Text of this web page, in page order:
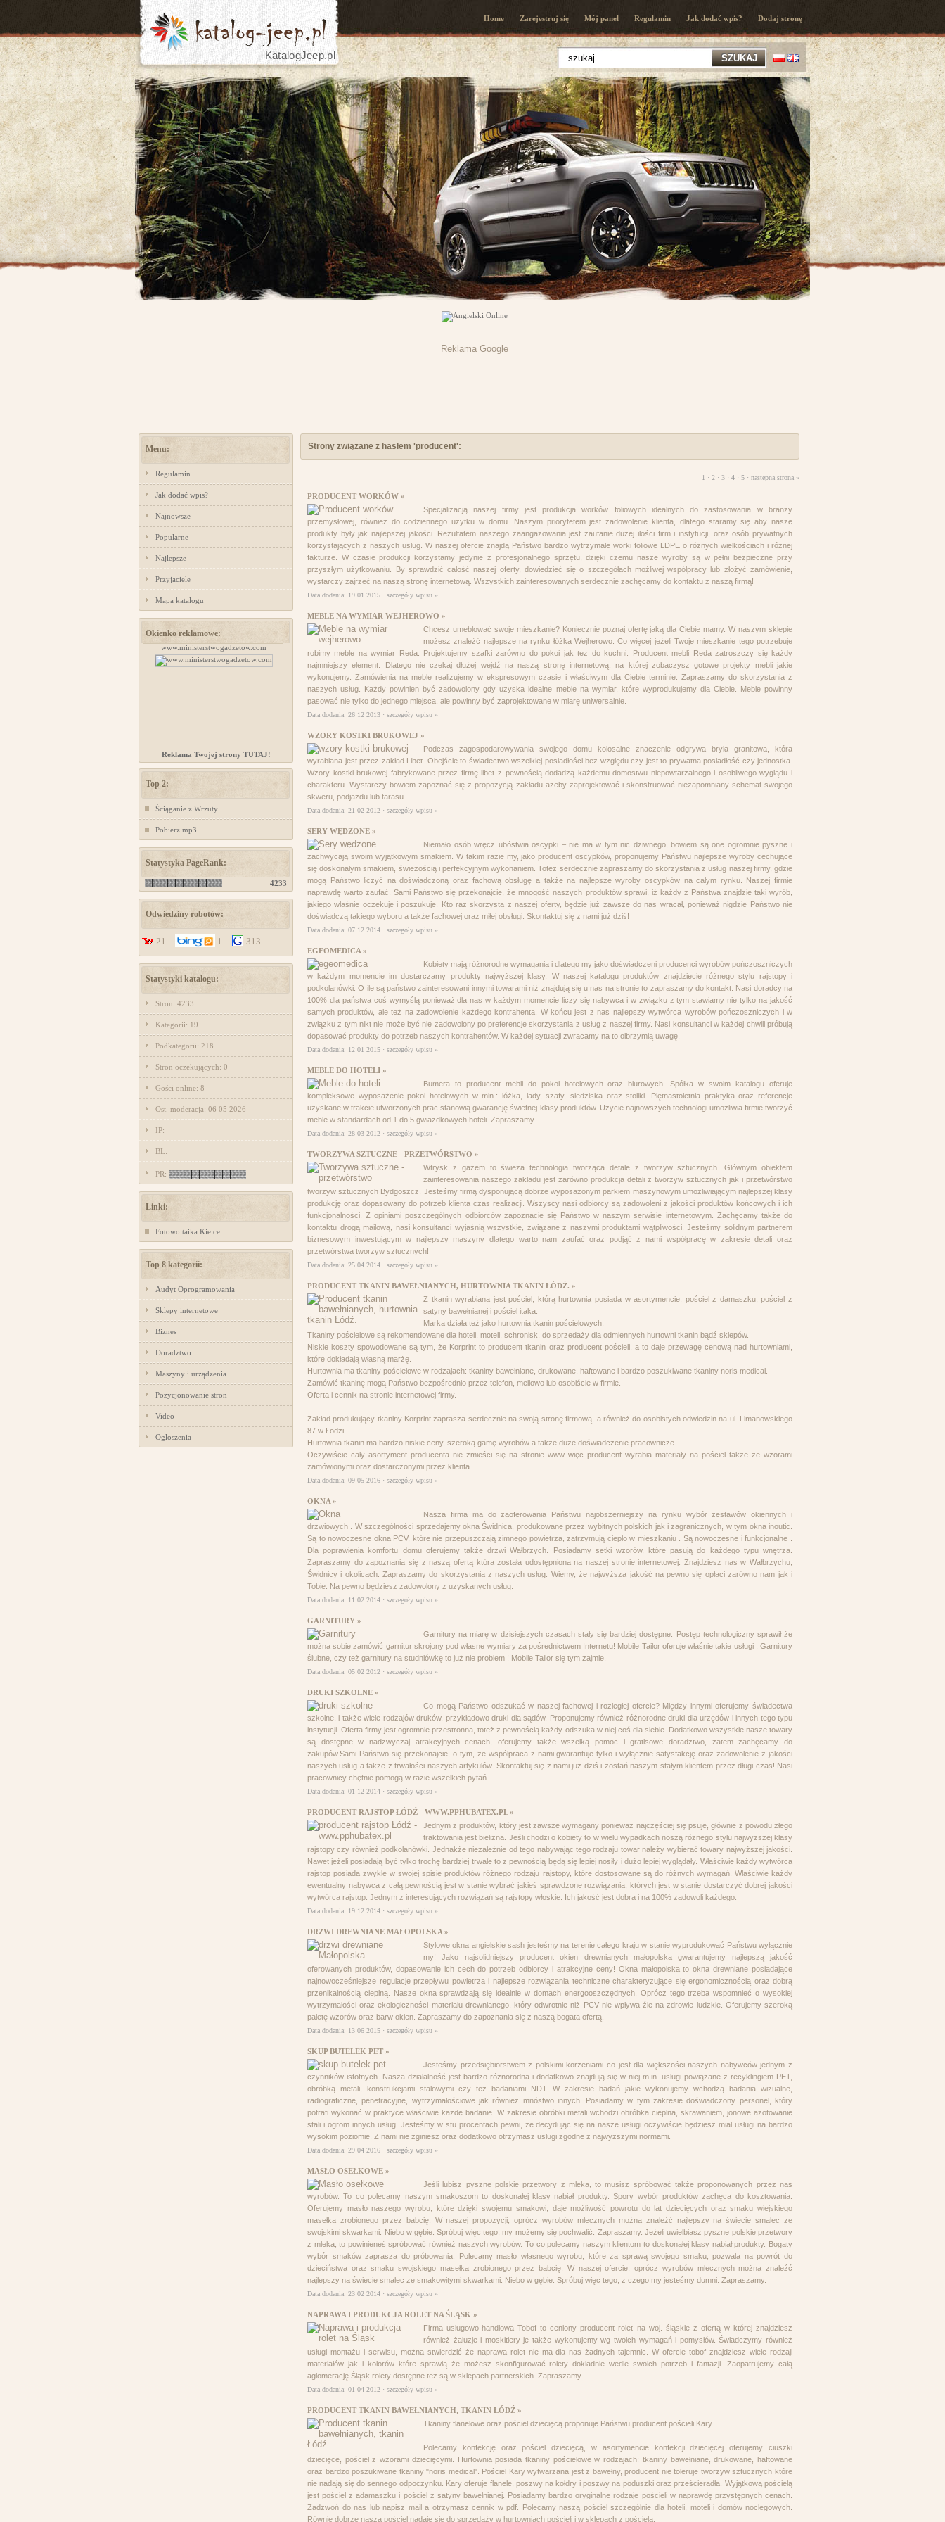
KatalogJeep.pl
Home Zarejestruj się Mój panel Regulamin Jak dodać wpis? Dodaj stronę
Reklama Google
Menu:
Regulamin
Jak dodać wpis?
Najnowsze
Popularne
Najlepsze
Przyjaciele
Mapa katalogu
Okienko reklamowe:
www.ministerstwogadzetow.com projektowanie stron www
Reklama Twojej strony TUTAJ!
Top 2:
Ściąganie z Wrzuty
Pobierz mp3
Statystyka PageRank:
4233
Odwiedziny robotów:
21 1 313
Statystyki katalogu:
Stron: 4233
Kategorii: 19
Podkategorii: 218
Stron oczekujących: 0
Gości online: 8
Ost. moderacja: 06 05 2026
IP:
BL:
PR:
Linki:
Fotowoltaika Kielce
Top 8 kategorii:
Audyt Oprogramowania
Sklepy internetowe
Biznes
Doradztwo
Maszyny i urządzenia
Pozycjonowanie stron
Video
Ogłoszenia
Strony związane z hasłem 'producent':
1 · 2 · 3 · 4 · 5 · następna strona »
PRODUCENT WORKÓW »
Specjalizacją naszej firmy jest produkcja worków foliowych idealnych do zastosowania w branży
przemysłowej, również do codziennego użytku w domu. Naszym priorytetem jest zadowolenie klienta, dlatego staramy się aby nasze
produkty były jak najlepszej jakości. Rezultatem naszego zaangażowania jest zaufanie dużej ilości firm i instytucji, oraz osób prywatnych
korzystających z naszych usług. W naszej ofercie znajdą Państwo bardzo wytrzymałe worki foliowe LDPE o różnych wielkościach i różnej
fakturze. W czasie produkcji korzystamy jedynie z profesjonalnego sprzętu, dzięki czemu nasze wyroby są w pełni bezpieczne przy
przyszłym użytkowaniu. By sprawdzić całość naszej oferty, dowiedzieć się o szczegółach możliwej współpracy lub złożyć zamówienie,
wystarczy zajrzeć na naszą stronę internetową. Wszystkich zainteresowanych serdecznie zachęcamy do kontaktu z naszą firmą!
Data dodania: 19 01 2015 · szczegóły wpisu »
MEBLE NA WYMIAR WEJHEROWO »
Chcesz umeblować swoje mieszkanie? Koniecznie poznaj ofertę jaką dla Ciebie mamy. W naszym sklepie
możesz znaleźć najlepsze na rynku łóżka Wejherowo. Co więcej jeżeli Twoje mieszkanie tego potrzebuje
robimy meble na wymiar Reda. Projektujemy szafki zarówno do pokoi jak tez do kuchni. Producent mebli Reda zatroszczy się każdy
najmniejszy element. Dlatego nie czekaj dłużej wejdź na naszą stronę internetową, na której zobaczysz gotowe projekty mebli jakie
wykonujemy. Zamówienia na meble realizujemy w ekspresowym czasie i właściwym dla Ciebie terminie. Zapraszamy do skorzystania z
naszych usług. Każdy powinien być zadowolony gdy uzyska idealne meble na wymiar, które wyprodukujemy dla Ciebie. Meble powinny
pasować nie tylko do jednego miejsca, ale powinny być zaprojektowane w miarę uniwersalnie.
Data dodania: 26 12 2013 · szczegóły wpisu »
WZORY KOSTKI BRUKOWEJ »
Podczas zagospodarowywania swojego domu kolosalne znaczenie odgrywa bryła granitowa, która
wyrabiana jest przez zakład Libet. Obejście to świadectwo wszelkiej posiadłości bez względu czy jest to prywatna posiadłość czy jednostka.
Wzory kostki brukowej fabrykowane przez firmę libet z pewnością dodadzą każdemu domostwu niepowtarzalnego i osobliwego wyglądu i
charakteru. Wystarczy bowiem zapoznać się z propozycją zakładu ażeby zaprojektować i skonstruować niezapomniany schemat swojego
skweru, podjazdu lub tarasu.
Data dodania: 21 02 2012 · szczegóły wpisu »
SERY WĘDZONE »
Niemało osób wręcz ubóstwia oscypki – nie ma w tym nic dziwnego, bowiem są one ogromnie pyszne i
zachwycają swoim wyjątkowym smakiem. W takim razie my, jako producent oscypków, proponujemy Państwu najlepsze wyroby cechujące
się doskonałym smakiem, świeżością i perfekcyjnym wykonaniem. Toteż serdecznie zapraszamy do skorzystania z usług naszej firmy, gdzie
mogą Państwo liczyć na doświadczoną oraz fachową obsługę a także na najlepsze wyroby oscypków na całym rynku. Naszej firmie
naprawdę warto zaufać. Sami Państwo się przekonajcie, że mnogość naszych produktów sprawi, iż każdy z Państwa znajdzie taki wyrób,
jakiego właśnie oczekuje i poszukuje. Kto raz skorzysta z naszej oferty, będzie już zawsze do nas wracał, ponieważ nigdzie Państwo nie
doświadczą takiego wyboru a także fachowej oraz miłej obsługi. Skontaktuj się z nami już dziś!
Data dodania: 07 12 2014 · szczegóły wpisu »
EGEOMEDICA »
Kobiety mają różnorodne wymagania i dlatego my jako doświadczeni producenci wyrobów pończoszniczych
w każdym momencie im dostarczamy produkty najwyższej klasy. W naszej katalogu produktów znajdziecie różnego stylu rajstopy i
podkolanówki. O ile są państwo zainteresowani innymi towarami niż znajdują się u nas na stronie to zapraszamy do kontakt. Nasi doradcy na
100% dla państwa coś wymyślą ponieważ dla nas w każdym momencie liczy się nabywca i w związku z tym stawiamy nie tylko na jakość
samych produktów, ale też na zadowolenie każdego kontrahenta. W końcu jest z nas najlepszy wytwórca wyrobów pończoszniczych i w
związku z tym nikt nie może być nie zadowolony po preferencje skorzystania z usług z naszej firmy. Nasi konsultanci w każdej chwili próbują
dopasować produkty do potrzeb naszych kontrahentów. W każdej sytuacji zwracamy na to olbrzymią uwagę.
Data dodania: 12 01 2015 · szczegóły wpisu »
MEBLE DO HOTELI »
Bumera to producent mebli do pokoi hotelowych oraz biurowych. Spółka w swoim katalogu oferuje
kompleksowe wyposażenie pokoi hotelowych w min.: łóżka, lady, szafy, siedziska oraz stoliki. Piętnastoletnia praktyka oraz referencje
uzyskane w trakcie utworzonych prac stanowią gwarancję świetnej klasy produktów. Użycie najnowszych technologi umożliwia firmie tworzyć
meble w standardach od 1 do 5 gwiazdkowych hoteli. Zapraszamy.
Data dodania: 28 03 2012 · szczegóły wpisu »
TWORZYWA SZTUCZNE - PRZETWÓRSTWO »
Wtrysk z gazem to świeża technologia tworząca detale z tworzyw sztucznych. Głównym obiektem
zainteresowania naszego zakładu jest zarówno produkcja detali z tworzyw sztucznych jak i przetwórstwo
tworzyw sztucznych Bydgoszcz. Jesteśmy firmą dysponującą dobrze wyposażonym parkiem maszynowym umożliwiającym najlepszej klasy
produkcję oraz dopasowany do potrzeb klienta czas realizacji. Wszyscy nasi odbiorcy są zadowoleni z jakości produktów końcowych i ich
funkcjonalności. Z opiniami poszczególnych odbiorców zapoznacie się Państwo w naszym serwisie internetowym. Zachęcamy także do
kontaktu drogą mailową, nasi konsultanci wyjaśnią wszystkie, związane z naszymi produktami wątpliwości. Jesteśmy solidnym partnerem
biznesowym inwestującym w najlepszy maszyny dlatego warto nam zaufać oraz podjąć z nami współpracę w zakresie detali oraz
przetwórstwa tworzyw sztucznych!
Data dodania: 25 04 2014 · szczegóły wpisu »
PRODUCENT TKANIN BAWEŁNIANYCH, HURTOWNIA TKANIN ŁÓDŹ. »
Z tkanin wyrabiana jest pościel, którą hurtownia posiada w asortymencie: pościel z damaszku, pościel z
satyny bawełnianej i pościel itaka.
Marka działa też jako hurtownia tkanin pościelowych.
Tkaniny pościelowe są rekomendowane dla hoteli, moteli, schronisk, do sprzedaży dla odmiennych hurtowni tkanin bądź sklepów.
Niskie koszty spowodowane są tym, że Korprint to producent tkanin oraz producent pościeli, a to daje przewagę cenową nad hurtowniami,
które dokładają własną marżę.
Hurtownia ma tkaniny pościelowe w rodzajach: tkaniny bawełniane, drukowane, haftowane i bardzo poszukiwane tkaniny noris medical.
Zamówić tkaninę mogą Państwo bezpośrednio przez telefon, meilowo lub osobiście w firmie.
Oferta i cennik na stronie internetowej firmy.
Zakład produkujący tkaniny Korprint zaprasza serdecznie na swoją stronę firmową, a również do osobistych odwiedzin na ul. Limanowskiego
87 w Łodzi.
Hurtownia tkanin ma bardzo niskie ceny, szeroką gamę wyrobów a także duże doświadczenie pracownicze.
Oczywiście cały asortyment producenta nie zmieści się na stronie www więc producent wyrabia materiały na pościel także ze wzorami
zamówionymi oraz dostarczonymi przez klienta.
Data dodania: 09 05 2016 · szczegóły wpisu »
OKNA »
Nasza firma ma do zaoferowania Państwu najobszerniejszy na rynku wybór zestawów okiennych i
drzwiowych . W szczególności sprzedajemy okna Świdnica, produkowane przez wybitnych polskich jak i zagranicznych, w tym okna inoutic.
Są to nowoczesne okna PCV, które nie przepuszczają zimnego powietrza, zatrzymują ciepło w mieszkaniu . Są nowoczesne i funkcjonalne .
Dla poprawienia komfortu domu oferujemy także drzwi Wałbrzych. Posiadamy setki wzorów, które pasują do każdego typu wnętrza.
Zapraszamy do zapoznania się z naszą ofertą która została udostępniona na naszej stronie internetowej. Znajdziesz nas w Wałbrzychu,
Świdnicy i okolicach. Zapraszamy do skorzystania z naszych usług. Wiemy, że najwyższa jakość na pewno się opłaci zarówno nam jak i
Tobie. Na pewno będziesz zadowolony z uzyskanych usług.
Data dodania: 11 02 2014 · szczegóły wpisu »
GARNITURY »
Garnitury na miarę w dzisiejszych czasach stały się bardziej dostępne. Postęp technologiczny sprawił że
można sobie zamówić garnitur skrojony pod własne wymiary za pośrednictwem Internetu! Mobile Tailor oferuje właśnie takie usługi . Garnitury
ślubne, czy też garnitury na studniówkę to już nie problem ! Mobile Tailor się tym zajmie.
Data dodania: 05 02 2012 · szczegóły wpisu »
DRUKI SZKOLNE »
Co mogą Państwo odszukać w naszej fachowej i rozległej ofercie? Między innymi oferujemy świadectwa
szkolne, i także wiele rodzajów druków, przykładowo druki dla sądów. Proponujemy również różnorodne druki dla urzędów i innych tego typu
instytucji. Oferta firmy jest ogromnie przestronna, toteż z pewnością każdy odszuka w niej coś dla siebie. Dodatkowo wszystkie nasze towary
są dostępne w nadzwyczaj atrakcyjnych cenach, oferujemy także wszelką pomoc i gratisowe doradztwo, zatem zachęcamy do
zakupów.Sami Państwo się przekonajcie, o tym, że współpraca z nami gwarantuje tylko i wyłącznie satysfakcję oraz zadowolenie z jakości
naszych usług a także z trwałości naszych artykułów. Skontaktuj się z nami już dziś i zostań naszym stałym klientem przez długi czas! Nasi
pracownicy chętnie pomogą w razie wszelkich pytań.
Data dodania: 01 12 2014 · szczegóły wpisu »
PRODUCENT RAJSTOP ŁÓDŹ - WWW.PPHUBATEX.PL »
Jednym z produktów, który jest zawsze wymagany ponieważ najczęściej się psuje, głównie z powodu złego
traktowania jest bielizna. Jeśli chodzi o kobiety to w wielu wypadkach noszą różnego stylu najwyższej klasy
rajstopy czy również podkolanówki. Jednakże niezależnie od tego nabywając tego rodzaju towar należy wybierać towary najwyższej jakości.
Nawet jeżeli posiadają być tylko trochę bardziej trwałe to z pewnością będą się lepiej nosiły i dużo lepiej wyglądały. Właściwie każdy wytwórca
rajstop posiada zwykle w swojej spisie produktów różnego rodzaju rajstopy, które dostosowane są do różnych wymagań. Właściwie każdy
ewentualny nabywca z całą pewnością jest w stanie wybrać jakieś sprawdzone rozwiązania, których jest w stanie dostarczyć dobrej jakości
wytwórca rajstop. Jednym z interesujących rozwiązań są rajstopy włoskie. Ich jakość jest dobra i na 100% zadowoli każdego.
Data dodania: 19 12 2014 · szczegóły wpisu »
DRZWI DREWNIANE MAŁOPOLSKA »
Stylowe okna angielskie sash jesteśmy na terenie całego kraju w stanie wyprodukować Państwu wyłącznie
my! Jako najsolidniejszy producent okien drewnianych małopolska gwarantujemy najlepszą jakość
oferowanych produktów, dopasowanie ich cech do potrzeb odbiorcy i atrakcyjne ceny! Okna małopolska to okna drewniane posiadające
najnowocześniejsze regulacje przepływu powietrza i najlepsze rozwiązania techniczne charakteryzujące się ergonomicznością oraz dobrą
przenikalnością cieplną. Nasze okna sprawdzają się idealnie w domach energooszczędnych. Oprócz tego trzeba wspomnieć o wysokiej
wytrzymałości oraz ekologiczności materiału drewnianego, który odwrotnie niż PCV nie wpływa źle na zdrowie ludzkie. Oferujemy szeroką
paletę wzorów oraz barw okien. Zapraszamy do zapoznania się z naszą bogata ofertą.
Data dodania: 13 06 2015 · szczegóły wpisu »
SKUP BUTELEK PET »
Jesteśmy przedsiębiorstwem z polskimi korzeniami co jest dla większości naszych nabywców jednym z
czynników istotnych. Nasza działalność jest bardzo różnorodna i dodatkowo znajdują się w niej m.in. usługi powiązane z recyklingiem PET,
obróbką metali, konstrukcjami stalowymi czy też badaniami NDT. W zakresie badań jakie wykonujemy wchodzą badania wizualne,
radiograficzne, penetracyjne, wytrzymałościowe jak również mnóstwo innych. Posiadamy w tym zakresie doświadczony personel, który
potrafi wykonać w praktyce właściwie każde badanie. W zakresie obróbki metali wchodzi obróbka cieplna, skrawaniem, jonowe azotowanie
stali i ogrom innych usług. Jesteśmy w stu procentach pewni, że decydując się na nasze usługi oczywiście będziesz miał usługi na bardzo
wysokim poziomie. Z nami nie zginiesz oraz dodatkowo otrzymasz usługi zgodne z najwyższymi normami.
Data dodania: 29 04 2016 · szczegóły wpisu »
MASŁO OSEŁKOWE »
Jeśli lubisz pyszne polskie przetwory z mleka, to musisz spróbować także proponowanych przez nas
wyrobów. To co polecamy naszym smakoszom to doskonałej klasy nabiał produkty. Spory wybór produktów zachęca do kosztowania.
Oferujemy masło naszego wyrobu, które dzięki swojemu smakowi, daje możliwość powrotu do lat dziecięcych oraz smaku wiejskiego
masełka zrobionego przez babcię. W naszej propozycji, oprócz wyrobów mlecznych można znaleźć najlepszy na świecie smalec ze
swojskimi skwarkami. Niebo w gębie. Spróbuj więc tego, my możemy się pochwalić. Zapraszamy. Jeżeli uwielbiasz pyszne polskie przetwory
z mleka, to powinieneś spróbować również naszych wyrobów. To co polecamy naszym klientom to doskonałej klasy nabiał produkty. Bogaty
wybór smaków zaprasza do próbowania. Polecamy masło własnego wyrobu, które za sprawą swojego smaku, pozwala na powrót do
dzieciństwa oraz smaku swojskiego masełka zrobionego przez babcię. W naszej ofercie, oprócz wyrobów mlecznych można znaleźć
najlepszy na świecie smalec ze smakowitymi skwarkami. Niebo w gębie. Spróbuj więc tego, z czego my jesteśmy dumni. Zapraszamy.
Data dodania: 23 02 2014 · szczegóły wpisu »
NAPRAWA I PRODUKCJA ROLET NA ŚLĄSK »
Firma usługowo-handlowa Tobof to ceniony producent rolet na woj. śląskie z ofertą w której znajdziesz
również żaluzje i moskitiery je także wykonujemy wg twoich wymagań i pomysłów. Świadczymy również
usługi montażu i serwisu, można stwierdzić że naprawa rolet nie ma dla nas żadnych tajemnic. W ofercie tobof znajdziesz wiele rodzaji
materiałów jak i kolorów które sprawią że możesz skonfigurować rolety dokładnie wedle swoich potrzeb i fantazji. Zaopatrujemy całą
aglomerację Śląsk rolety dostępne tez są w sklepach partnerskich. Zapraszamy
Data dodania: 01 04 2012 · szczegóły wpisu »
PRODUCENT TKANIN BAWEŁNIANYCH, TKANIN ŁÓDŹ »
Tkaniny flanelowe oraz pościel dziecięcą proponuje Państwu producent pościeli Kary.
Polecamy konfekcję oraz pościel dziecięcą, w asortymencie konfekcji dziecięcej oferujemy ciuszki
dziecięce, pościel z wzorami dziecięcymi. Hurtownia posiada tkaniny pościelowe w rodzajach: tkaniny bawełniane, drukowane, haftowane
oraz bardzo poszukiwane tkaniny "noris medical". Pościel Kary wytwarzana jest z bawełny, producent nie toleruje tworzyw sztucznych które
nie nadają się do sennego odpoczynku. Kary oferuje flanele, poszwy na kołdry i poszwy na poduszki oraz prześcieradła. Wyjątkową pościelą
jest pościel z adamaszku i pościel z satyny bawełnianej. Posiadamy bardzo oryginalne rodzaje pościeli w naprawdę przystępnych cenach.
Zadzwoń do nas lub napisz mail a otrzymasz cennik w pdf. Polecamy naszą pościel szczególnie dla hoteli, moteli i domów noclegowych.
Równie dobrze nasza pościel nadaje się do sprzedaży w hurtowniach pościeli i w sklepach z pościelą.